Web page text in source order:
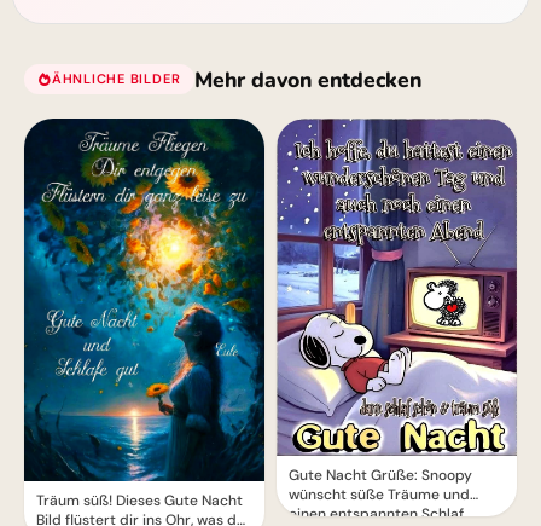
ÄHNLICHE BILDER Mehr davon entdecken
Träum süß! Dieses Gute Nacht
Bild flüstert dir ins Ohr, was der
Gute Nacht Grüße: Snoopy
wünscht süße Träume und
einen entspannten Schlaf